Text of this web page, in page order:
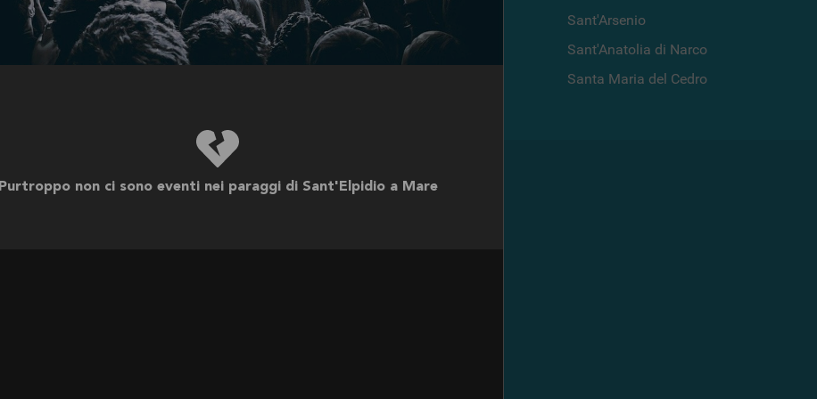
Purtroppo non ci sono eventi nei paraggi di Sant'Elpidio a Mare
Spezzano della Sila
Sogliano Al Rubicone
Sarentino
Sant'Arsenio
Sant'Anatolia di Narco
Santa Maria del Cedro
DISPONIBILE PER